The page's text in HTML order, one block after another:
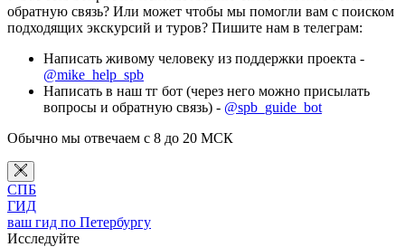
обратную связь? Или может чтобы мы помогли вам с поиском
подходящих экскурсий и туров? Пишите нам в телеграм:
Написать живому человеку из поддержки проекта -
@mike_help_spb
Написать в наш тг бот (через него можно присылать
вопросы и обратную связь) - @spb_guide_bot
Обычно мы отвечаем с 8 до 20 МСК
СПБ
ГИД
ваш гид по Петербургу
Исследуйте